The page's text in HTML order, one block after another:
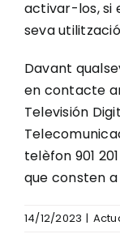
activar-los, si
seva
Davant
en contacte
Televisión
telèfon 901
que consten
14/12/2023 |